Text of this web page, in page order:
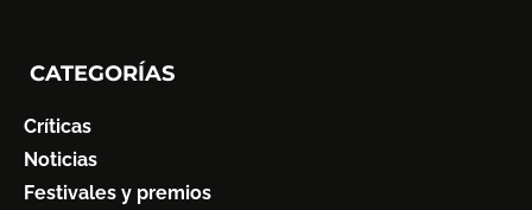
CATEGORÍAS
Críticas
Noticias
Festivales y premios